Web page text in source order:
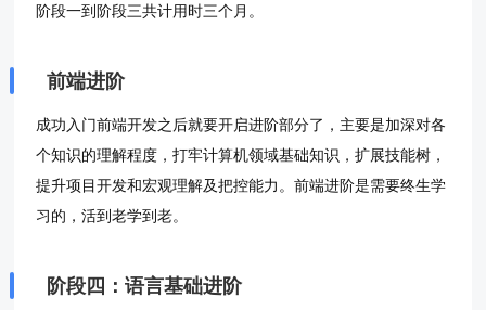
阶段一到阶段三共计用时三个月。
前端进阶
成功入门前端开发之后就要开启进阶部分了，主要是加深对各
个知识的理解程度，打牢计算机领域基础知识，扩展技能树，
提升项目开发和宏观理解及把控能力。前端进阶是需要终生学
习的，活到老学到老。
阶段四：语言基础进阶